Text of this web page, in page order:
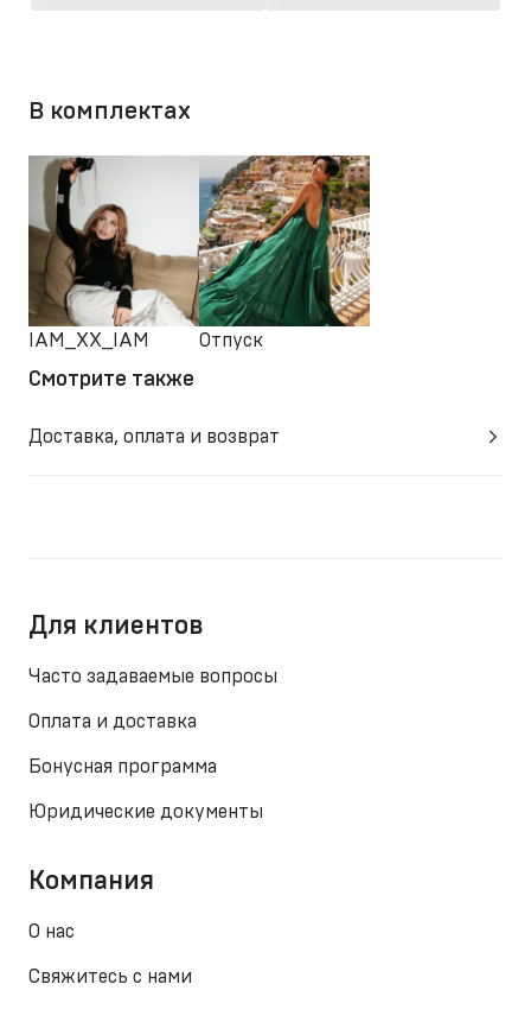
В комплектах
IAM_XX_IAM Отпуск
Смотрите также
Доставка, оплата и возврат
Для клиентов
Часто задаваемые вопросы
Оплата и доставка
Бонусная программа
Юридические документы
Компания
О нас
Свяжитесь с нами